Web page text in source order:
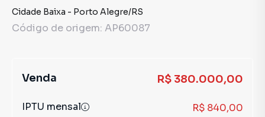
Cidade Baixa - Porto Alegre/RS
Código de origem: AP60087
Venda R$ 380.000,00
IPTU mensal R$ 840,00